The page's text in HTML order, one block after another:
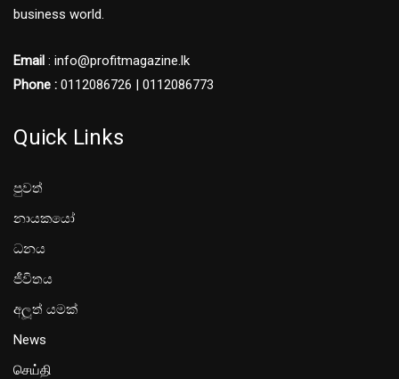
business world.
Email : info@profitmagazine.lk
Phone : 0112086726 | 0112086773
Quick Links
පුවත්
නායකයෝ
ධනය
ජීවිතය
අලූත් යමක්
News
செய்தி